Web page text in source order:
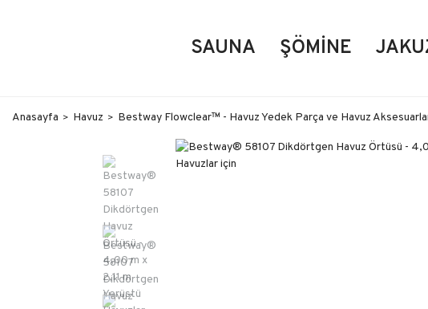
SAUNA ŞÖMINE
Anasayfa Havuz Bestway Flowclear™ - Havuz Yedek Parça ve Havuz